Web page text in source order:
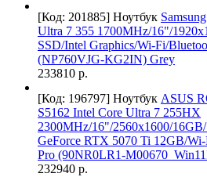
[Код: 201885] Ноутбук
Ultra 7 355 1700MHz/16"/
SSD/Intel Graphics/Wi-Fi/
(NP760VJG-KG2IN) Grey
233810 р.
[Код: 196797] Ноутбук ASUS
S5162 Intel Core Ultra 7 255HX
2300MHz/16"/2560х1600/
GeForce RTX 5070 Ti 12GB/
Pro (90NR0LR1-
232940 р.